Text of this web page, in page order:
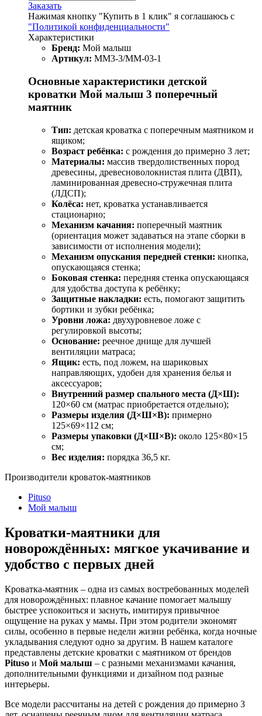
Заказать
Нажимая кнопку "Купить в 1 клик" я соглашаюсь с
"Политикой конфиденциальности"
Характеристики
Бренд: Мой малыш
Артикул: ММ3-3/ММ-03-1
Основные характеристики детской
кроватки Мой малыш 3 поперечный
маятник
Тип: детская кроватка с поперечным маятником и
ящиком;
Возраст ребёнка: с рождения до примерно 3 лет;
Материалы: массив твердолиственных пород
древесины, древесноволокнистая плита (ДВП),
ламинированная древесно-стружечная плита
(ЛДСП);
Колёса: нет, кроватка устанавливается
стационарно;
Механизм качания: поперечный маятник
(ориентация может задаваться на этапе сборки в
зависимости от исполнения модели);
Механизм опускания передней стенки: кнопка,
опускающаяся стенка;
Боковая стенка: передняя стенка опускающаяся
для удобства доступа к ребёнку;
Защитные накладки: есть, помогают защитить
бортики и зубки ребёнка;
Уровни ложа: двухуровневое ложе с
регулировкой высоты;
Основание: реечное днище для лучшей
вентиляции матраса;
Ящик: есть, под ложем, на шариковых
направляющих, удобен для хранения белья и
аксессуаров;
Внутренний размер спального места (Д×Ш):
120×60 см (матрас приобретается отдельно);
Размеры изделия (Д×Ш×В): примерно
125×69×112 см;
Размеры упаковки (Д×Ш×В): около 125×80×15
см;
Вес изделия: порядка 36,5 кг.
Производители кроваток-маятников
Pituso
Мой малыш
Кроватки-маятники для
новорождённых: мягкое укачивание и
удобство с первых дней
Кроватка-маятник – одна из самых востребованных моделей
для новорождённых: плавное качание помогает малышу
быстрее успокоиться и заснуть, имитируя привычное
ощущение на руках у мамы. При этом родители экономят
силы, особенно в первые недели жизни ребёнка, когда ночные
укладывания следуют одно за другим. В нашем каталоге
представлены детские кроватки с маятником от брендов
Pituso и Мой малыш – с разными механизмами качания,
дополнительными функциями и дизайном под разные
интерьеры.
Все модели рассчитаны на детей с рождения до примерно 3